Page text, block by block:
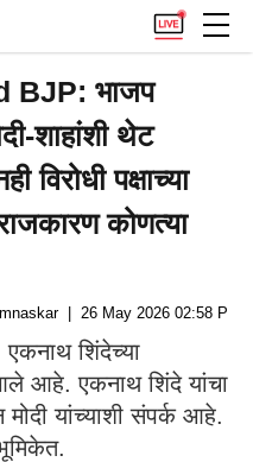
BJP: भाजप
शाहांशी थेट
विरोधी पक्षाच्या
कोणत्या
| 26 May 2026 02:58 PM
शिंदेच्या
आले आहे. एकनाथ शिंदे यांचा
यांच्याशी संपर्क आहे.